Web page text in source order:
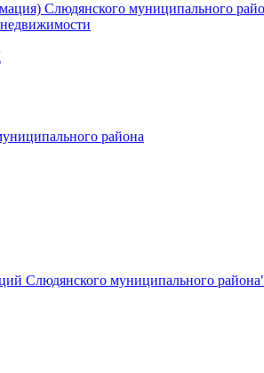
Слюдянского муниципального
недвижимости
района
Слюдянского муниципального